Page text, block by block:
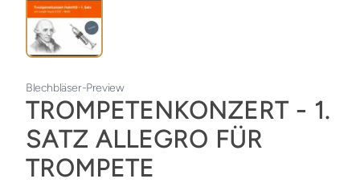
Blechbläser-Preview
TROMPETENKONZERT - 1.
SATZ ALLEGRO FÜR
TROMPETE